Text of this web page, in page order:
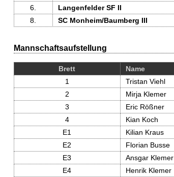
6.
Langenfelder SF II
8.
SC Monheim/Baumberg III
Mannschaftsaufstellung
Brett Name
1
Tristan Viehl
2
Mirja Klemer
3
Eric Rößner
4
Kian Koch
E1
Kilian Kraus
E2
Florian Busse
E3
Ansgar Klemer
E4
Henrik Klemer